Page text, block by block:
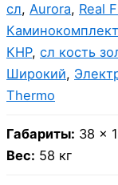
сл, Aurora, Real
КНР, сл кость
Широкий,
Thermo
Габариты: 38 ×
Вес: 58 кг